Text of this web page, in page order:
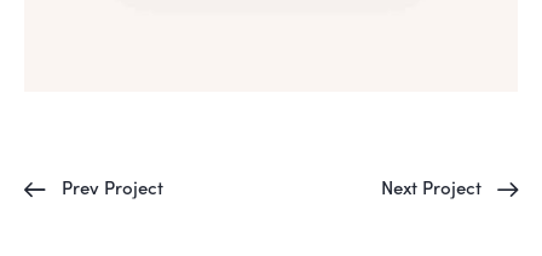
Prev Project Next Project